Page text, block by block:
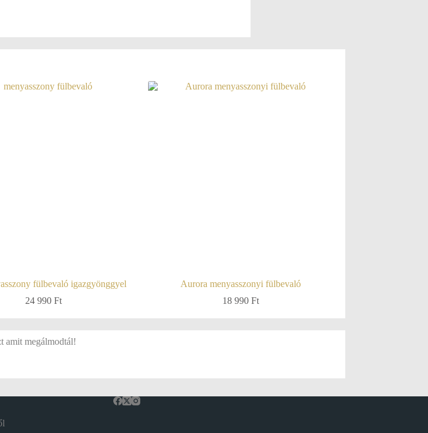
fülbevaló igazgyönggyel
24 990 Ft
Aurora menyasszonyi fülbevaló
18 990Ft
amit megálmodtál!